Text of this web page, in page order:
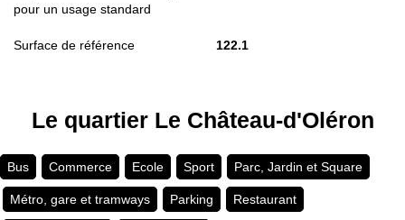
pour un usage standard
Surface de référence 122.1
Le quartier Le Château-d'Oléron
Bus Commerce Ecole Sport Parc, Jardin et Square
Métro, gare et tramways Parking Restaurant